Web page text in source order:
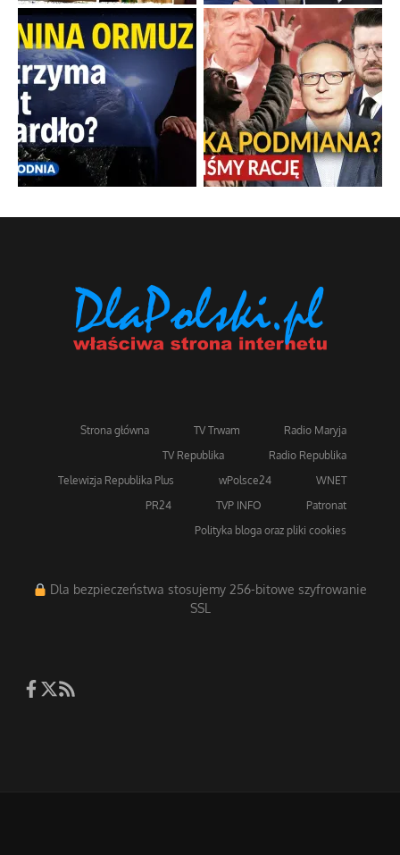
Strona główna TV Trwam
Radio Maryja
TV Republika
Radio Republika
Telewizja Republika Plus
wPolsce24
WNET
PR24
TVP INFO
Patronat
Polityka bloga oraz pliki cookies
Dla bezpieczeństwa stosujemy 256-bitowe szyfrowanie
SSL